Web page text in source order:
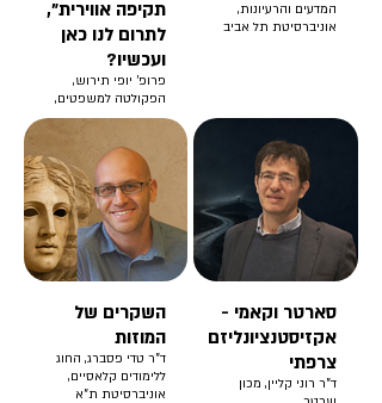
המדעים והרעיונות,
אוניברסיטת תל אביב
תקיפה אווירית",
לתרום לנו כאן
ועכשיו?
פרופ' יופי תירוש,
הפקולטה למשפטים,
אוניברסיטת תל אביב
סארטר וקאמי -
אקזיסטנציונליזם
צרפתי
ד"ר רוני קליין, מכון
השקרים של
המוזות
ד"ר טדי פסברג, החוג
ללימודים קלאסיים,
אוניברסיטת ת"א